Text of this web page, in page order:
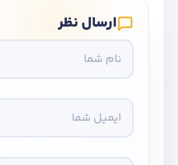
ارسال نظر